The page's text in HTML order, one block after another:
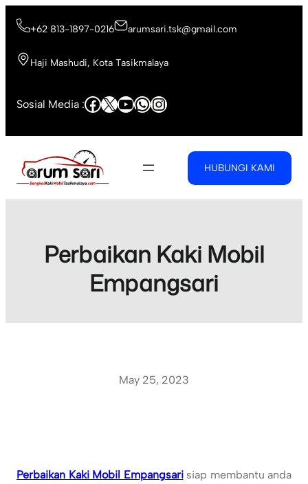
+62 813-1897-0216 arumsari.tsk@gmail.com
Haji Mashudi, Kota Tasikmalaya
Sosial Media :Facebook
X YouTube
WhatsApp
Instagram
HUBUNGI KAMI
Perbaikan Kaki Mobil
Empangsari
May 25, 2023
Perbaikan Kaki Mobil Empangsarisiap membantu anda